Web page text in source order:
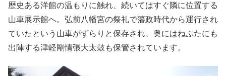
歴史ある洋館の温もりに触れ、続いてはすぐ隣に位置する
山車展示館へ。弘前八幡宮の祭礼で藩政時代から運行され
ていたという山車がずらりと保存され、奥にはねぷたにも
出陣する津軽剛情張大太鼓も保管されています。